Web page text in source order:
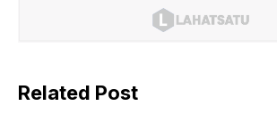
Related Post